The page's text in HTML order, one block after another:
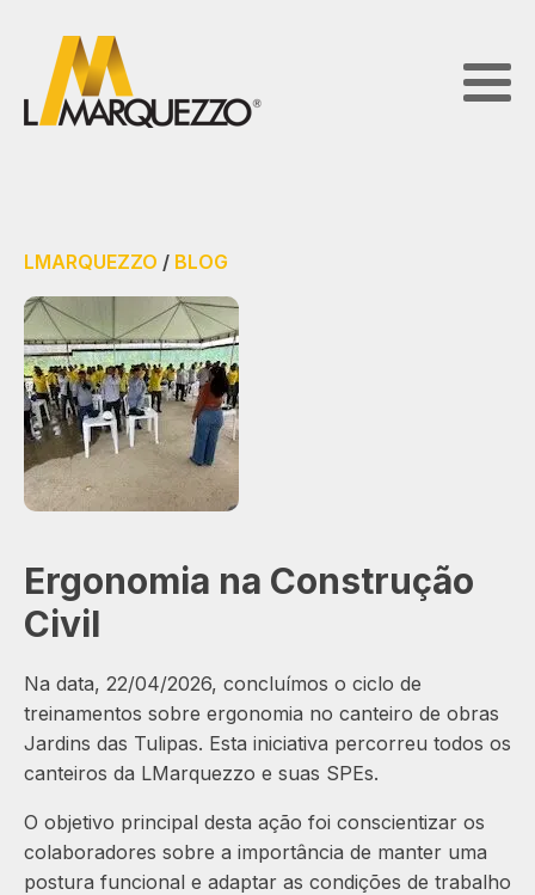
LMARQUEZZO / BLOG
Ergonomia na Construção
Civil
Na data, 22/04/2026, concluímos o ciclo de
treinamentos sobre ergonomia no canteiro de obras
Jardins das Tulipas. Esta iniciativa percorreu todos os
canteiros da LMarquezzo e suas SPEs.
O objetivo principal desta ação foi conscientizar os
colaboradores sobre a importância de manter uma
postura funcional e adaptar as condições de trabalho